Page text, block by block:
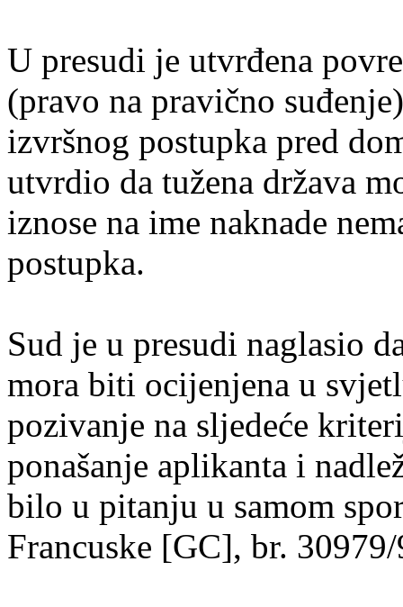
U presudi je utvrđena
(pravo na pravično
izvršnog postupka pred
utvrdio da tužena država
iznose na ime naknade
postupka.
Sud je u presudi naglasio
mora biti ocijenjena u
pozivanje na sljedeće
ponašanje aplikanta i
bilo u pitanju u samom
Francuske [GC], br.